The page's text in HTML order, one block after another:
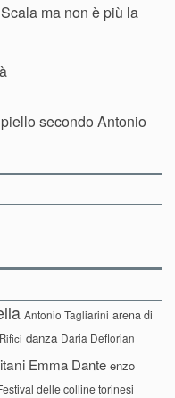
ma non è più la
secondo Antonio
Antonio Tagliarini arena di
danza Daria Deflorian
Emma Dante enzo
delle colline torinesi